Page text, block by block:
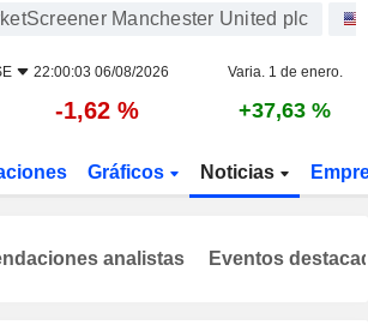
Manchester United plc
22:00:03 06/08/2026 Varia. 1 de enero.
-1,62 % +37,63 %
Gráficos Noticias
analistas Eventos